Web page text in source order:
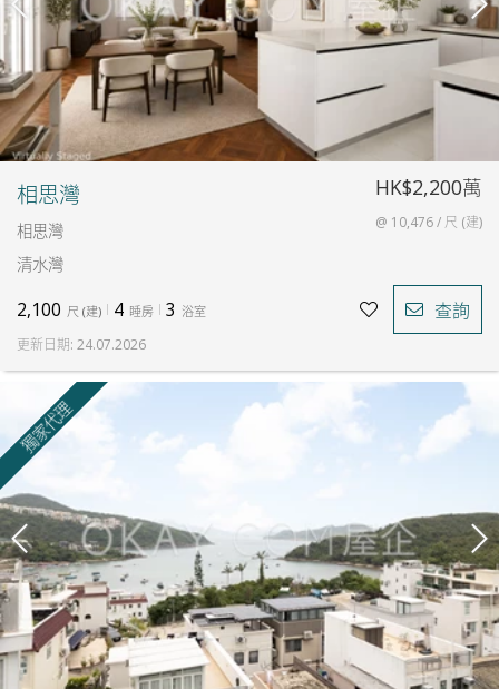
相思灣
相思灣
清水灣
HK$2,200萬
@ 10,476 / 尺 (建)
2,100 尺 (建) 4 睡房 3 浴室 查詢
更新日期: 24.07.2026
獨家代理